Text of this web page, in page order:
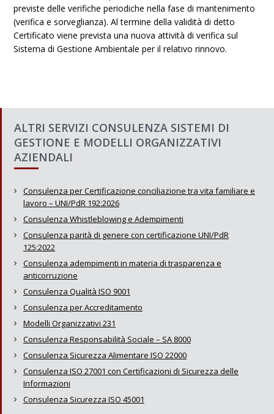
previste delle verifiche periodiche nella fase di mantenimento
(verifica e sorveglianza). Al termine della validità di detto
Certificato viene prevista una nuova attività di verifica sul
Sistema di Gestione Ambientale per il relativo rinnovo.
ALTRI SERVIZI CONSULENZA SISTEMI DI
GESTIONE E MODELLI ORGANIZZATIVI
AZIENDALI
Consulenza per Certificazione conciliazione tra vita familiare e
lavoro – UNI/PdR 192:2026
Consulenza Whistleblowing e Adempimenti
Consulenza parità di genere con certificazione UNI/PdR
125:2022
Consulenza adempimenti in materia di trasparenza e
anticorruzione
Consulenza Qualità ISO 9001
Consulenza per Accreditamento
Modelli Organizzativi 231
Consulenza Responsabilità Sociale – SA 8000
Consulenza Sicurezza Alimentare ISO 22000
Consulenza ISO 27001 con Certificazioni di Sicurezza delle
Informazioni
Consulenza Sicurezza ISO 45001